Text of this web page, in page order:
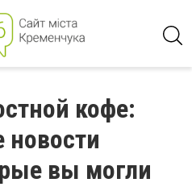
кофе:
вы могли